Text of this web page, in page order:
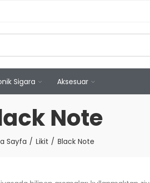
Sigara Aksesuar
Note
Sayfa Likit Black Note